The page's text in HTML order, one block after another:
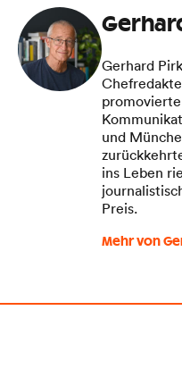
Gerhard
und
ins Leben
Preis.
Mehr von